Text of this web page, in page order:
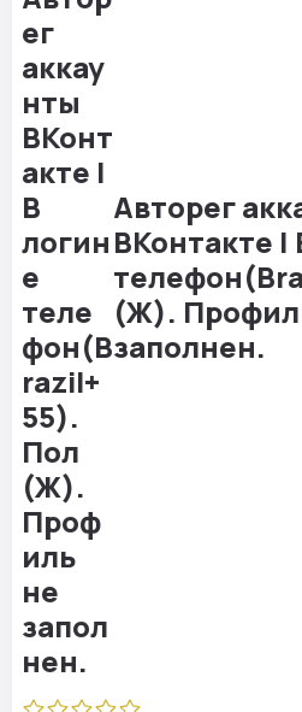
Авторег
ВКонтакте |
(Ж).
заполнен.